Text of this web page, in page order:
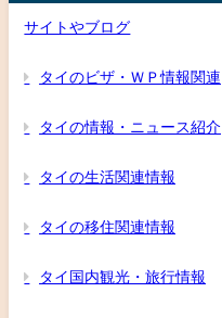
サイトやブログ
タイのビザ・ＷＰ情報関連
タイの情報・ニュース紹介
タイの生活関連情報
タイの移住関連情報
タイ国内観光・旅行情報